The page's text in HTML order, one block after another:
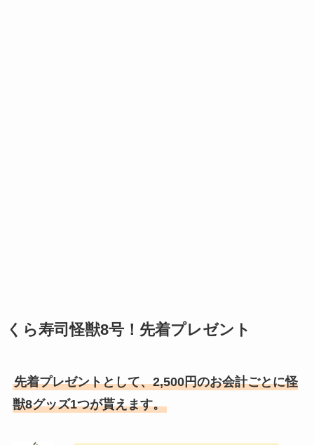
くら寿司怪獣8号！先着プレゼント
先着プレゼントとして、2,500円のお会計ごとに怪
獣8グッズ1つが貰えます。